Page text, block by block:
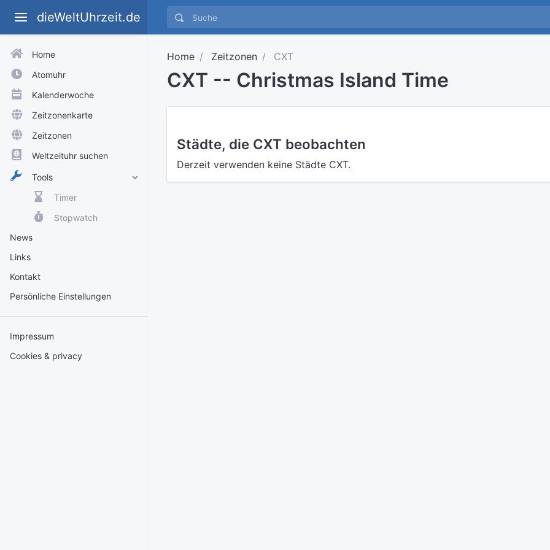
dieWeltUhrzeit.de
Home
Atomuhr
Kalenderwoche
Zeitzonenkarte
Zeitzonen
Weltzeituhr suchen
Tools
Timer
Stopwatch
News
Links
Kontakt
Persönliche Einstellungen
Impressum
Cookies & privacy
Home Zeitzonen CXT
CXT -- Christmas Island Time
Städte, die CXT beobachten
Derzeit verwenden keine Städte CXT.